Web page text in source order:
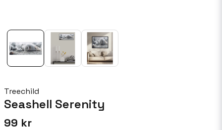
Treechild
Seashell Serenity
99 kr